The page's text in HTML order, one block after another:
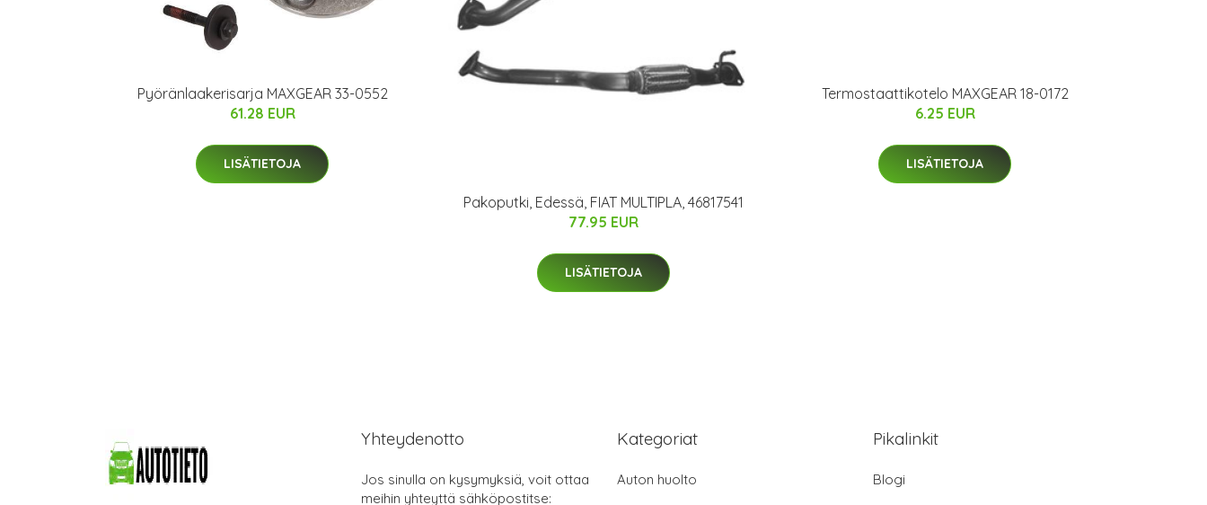
Pyöränlaakerisarja MAXGEAR 33-0552
61.28 EUR
LISÄTIETOJA
Pakoputki, Edessä, FIAT MULTIPLA, 46817541
77.95 EUR
LISÄTIETOJA
Termostaattikotelo MAXGEAR 18-0172
6.25 EUR
LISÄTIETOJA
Yhteydenotto
Jos sinulla on kysymyksiä, voit ottaa
meihin yhteyttä sähköpostitse:
Kategoriat
Auton huolto
Pikalinkit
Blogi